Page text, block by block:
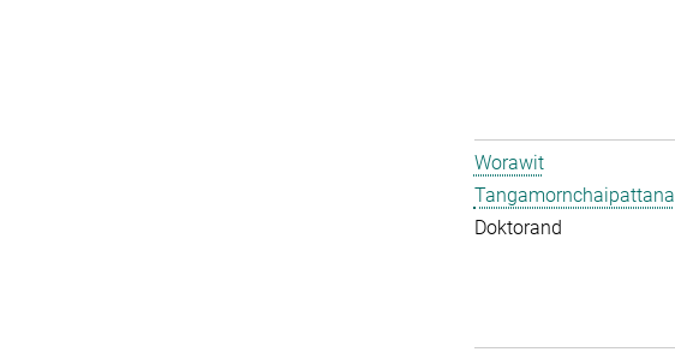
Worawit
Tangamornchaipattana
Doktorand